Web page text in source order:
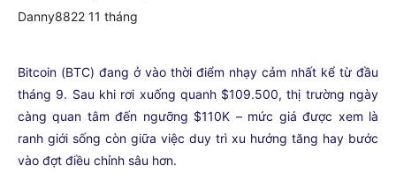
Danny8822 11 tháng
Bitcoin (BTC) đang ở vào thời điểm nhạy cảm nhất kể từ đầu
tháng 9. Sau khi rơi xuống quanh $109.500, thị trường ngày
càng quan tâm đến ngưỡng $110K – mức giá được xem là
ranh giới sống còn giữa việc duy trì xu hướng tăng hay bước
vào đợt điều chỉnh sâu hơn.